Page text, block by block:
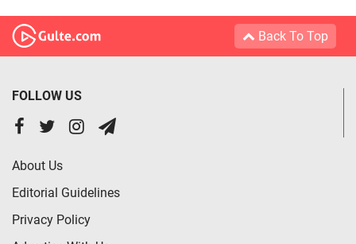
Back To Top
FOLLOW US
About Us
Editorial Guidelines
Privacy Policy